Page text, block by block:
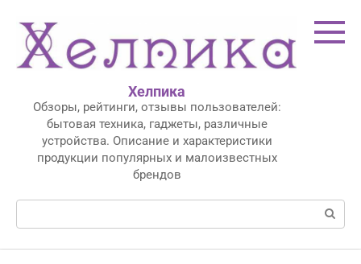
контенту
Хелпика
Обзоры, рейтинги, отзывы пользователей:
бытовая техника, гаджеты, различные
устройства. Описание и характеристики
продукции популярных и малоизвестных
брендов
Поиск: